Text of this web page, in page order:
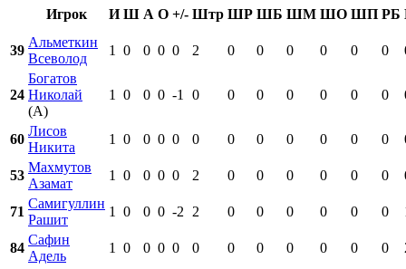
Игрок И Ш А О +/- Штр ШР ШБ ШМ ШО ШП РБ
39
Альметкин
Всеволод
1 0 0 0 0 2 0 0 0 0 0 0
24
Богатов
Николай
(А)
1 0 0 0 -1 0 0 0 0 0 0 0
60
Лисов
Никита
1 0 0 0 0 0 0 0 0 0 0 0
53
Махмутов
Азамат
1 0 0 0 0 2 0 0 0 0 0 0
71
Самигуллин
Рашит
1 0 0 0 -2 2 0 0 0 0 0 0
84
Сафин
Адель
1 0 0 0 0 0 0 0 0 0 0 0